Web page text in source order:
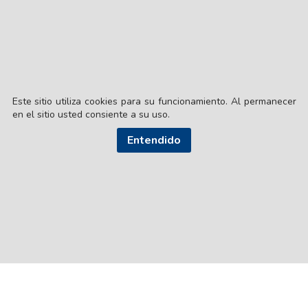
Director Editorial: Lic. Gustavo Eduardo Ick
Este sitio utiliza cookies para su funcionamiento. Al permanecer
en el sitio usted consiente a su uso.
Entendido